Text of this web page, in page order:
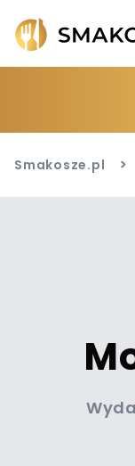
Smakosze.pl >